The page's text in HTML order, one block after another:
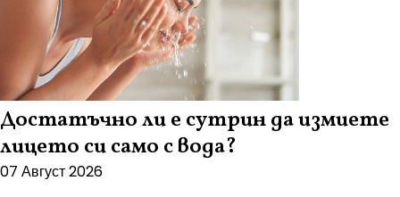
Достатъчно ли е сутрин да измиете
лицето си само с вода?
07 Август 2026